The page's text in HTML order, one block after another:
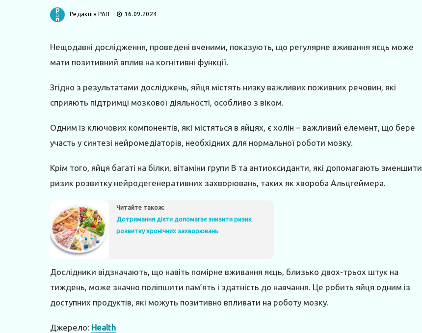
Редакція РАП 16.09.2024
Нещодавні дослідження, проведені вченими, показують, що регулярне вживання яєць може
мати позитивний вплив на когнітивні функції.
Згідно з результатами досліджень, яйця містять низку важливих поживних речовин, які
сприяють підтримці мозкової діяльності, особливо з віком.
Одним із ключових компонентів, які містяться в яйцях, є холін – важливий елемент, що бере
участь у синтезі нейромедіаторів, необхідних для нормальної роботи мозку.
Крім того, яйця багаті на білки, вітаміни групи B та антиоксиданти, які допомагають зменшити
ризик розвитку нейродегенеративних захворювань, таких як хвороба Альцгеймера.
Читайте також:
Дотримання дієти допомагає знизити ризик
розвитку хронічних захворювань
Дослідники відзначають, що навіть помірне вживання яєць, близько двох-трьох штук на
тиждень, може значно поліпшити пам’ять і здатність до навчання. Це робить яйця одним із
доступних продуктів, які можуть позитивно впливати на роботу мозку.
Джерело: Health